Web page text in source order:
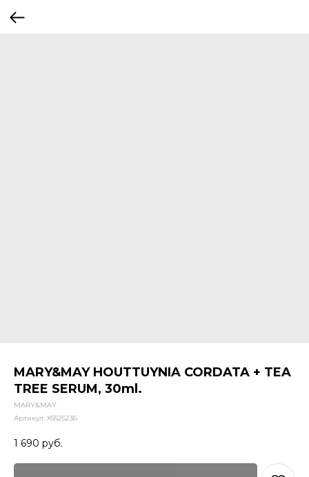
MARY&MAY HOUTTUYNIA CORDATA + TEA
TREE SERUM, 30ml.
MARY&MAY
Артикул: X5525236
1 690 руб.